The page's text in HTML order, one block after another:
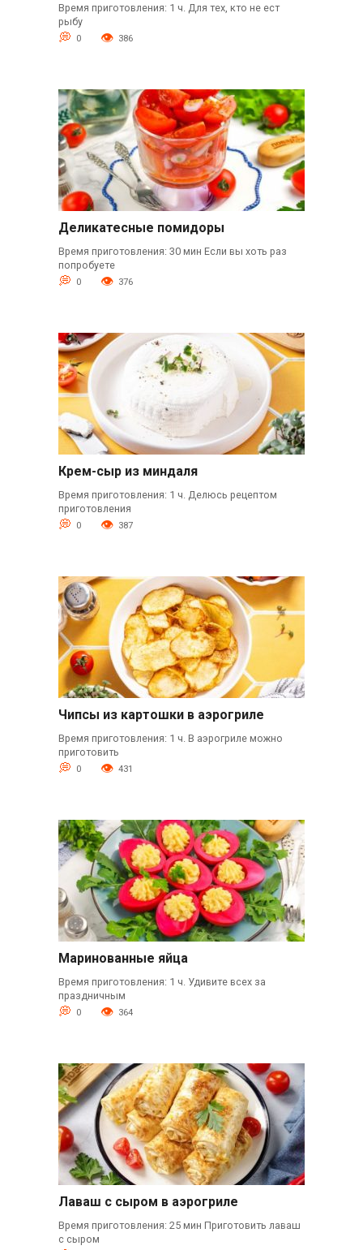
Время приготовления: 1 ч. Для тех, кто не ест
рыбу
0 386
Деликатесные помидоры
Время приготовления: 30 мин Если вы хоть раз
попробуете
0 376
Крем-сыр из миндаля
Время приготовления: 1 ч. Делюсь рецептом
приготовления
0 387
Чипсы из картошки в аэрогриле
Время приготовления: 1 ч. В аэрогриле можно
приготовить
0 431
Маринованные яйца
Время приготовления: 1 ч. Удивите всех за
праздничным
0 364
Лаваш с сыром в аэрогриле
Время приготовления: 25 мин Приготовить лаваш
с сыром